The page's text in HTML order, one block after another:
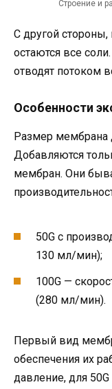
Строение и
С другой
остаются все
отводят потоком
Особенности
Размер мембрана
Добавляются
мембран. Они
50G с
130 мл/мин);
100G —
(280 мл/мин).
Первый вид
обеспечения их
давление, для